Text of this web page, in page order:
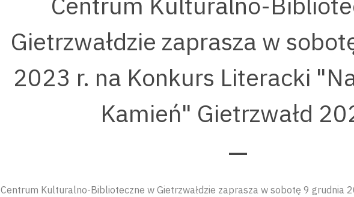
Gietrzwałdzie zaprasza w
2023 r. na Konkurs Literacki
Kamień" Gietrzwałd
Centrum Kulturalno-Biblioteczne w Gietrzwałdzie zaprasza w sobotę 9 grudnia